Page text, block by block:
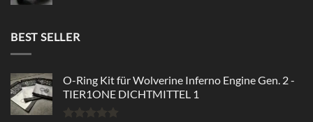
BEST SELLER
O-Ring Kit für Wolverine Inferno Engine Gen. 2 -
TIER1ONE DICHTMITTEL 1